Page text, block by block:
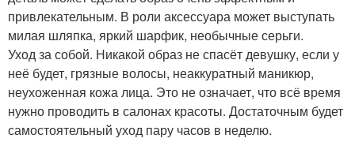
привлекательным. В роли аксессуара может выступать
милая шляпка, яркий шарфик, необычные серьги.
Уход за собой. Никакой образ не спасёт девушку, если у
неё будет, грязные волосы, неаккуратный маникюр,
неухоженная кожа лица. Это не означает, что всё время
нужно проводить в салонах красоты. Достаточным будет
самостоятельный уход пару часов в неделю.